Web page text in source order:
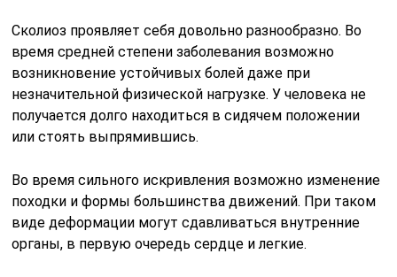
Сколиоз проявляет себя довольно разнообразно. Во
время средней степени заболевания возможно
возникновение устойчивых болей даже при
незначительной физической нагрузке. У человека не
получается долго находиться в сидячем положении
или стоять выпрямившись.
Во время сильного искривления возможно изменение
походки и формы большинства движений. При таком
виде деформации могут сдавливаться внутренние
органы, в первую очередь сердце и легкие.